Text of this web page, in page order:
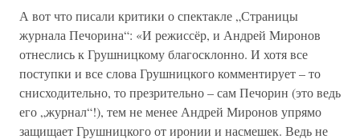
А вот что писали критики о спектакле „Страницы
журнала Печорина“: «И режиссёр, и Андрей Миронов
отнеслись к Грушницкому благосклонно. И хотя все
поступки и все слова Грушницкого комментирует – то
снисходительно, то презрительно – сам Печорин (это ведь
его „журнал“!), тем не менее Андрей Миронов упрямо
защищает Грушницкого от иронии и насмешек. Ведь не